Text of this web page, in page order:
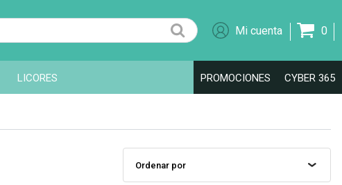
0
LICORES CYBER 365
PROMOCIONES